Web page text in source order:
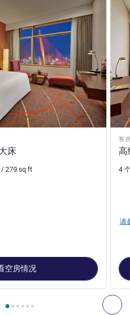
下
: 高级房，配备 1 张大床 , 客房 2 :
床
/279 sq ft
空房情况
客
高
4
请